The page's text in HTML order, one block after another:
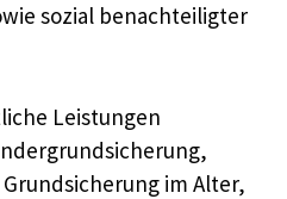
sozial benachteiligter
Leistungen
im Alter,